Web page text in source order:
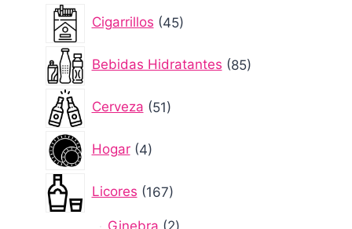
Cigarrillos 45
45
productos
Bebidas Hidratantes
85
85
productos
Cerveza
51
51
productos
Hogar
4
4
productos
Licores
167
167
productos
Ginebra
22